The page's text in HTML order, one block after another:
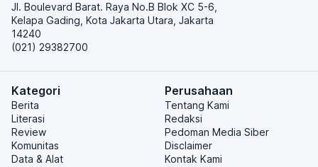
Jl. Boulevard Barat. Raya No.B Blok XC 5-6,
Kelapa Gading, Kota Jakarta Utara, Jakarta
14240
(021) 29382700
Kategori
Berita
Literasi
Review
Komunitas
Data & Alat
Perusahaan
Tentang Kami
Redaksi
Pedoman Media Siber
Disclaimer
Kontak Kami